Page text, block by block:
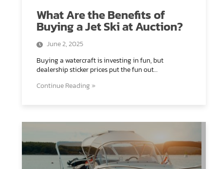
What Are the Benefits of
Buying a Jet Ski at Auction?
June 2, 2025
Buying a watercraft is investing in fun, but
dealership sticker prices put the fun out…
Continue Reading »